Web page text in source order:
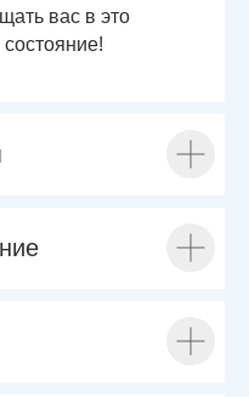
вас в это